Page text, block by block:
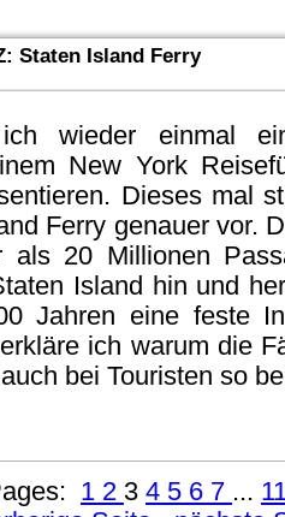
Staten Island Ferry
wieder einmal
New York
Dieses mal
Ferry genauer vor.
als 20 Millionen
Island hin und
Jahren eine feste
ich warum die
bei Touristen so
1 2 3 4 5 6 7 ...